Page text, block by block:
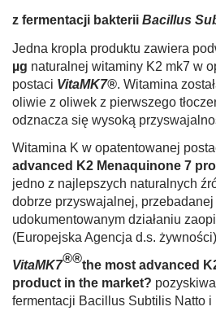
z fermentacji bakterii Bacillus
Jedna kropla produktu zawiera
µg naturalnej witaminy K2 mk7 w
postaci VitaMK7®. Witamina
oliwie z oliwek z pierwszego
odznacza się wysoką
Witamina K w opatentowanej
advanced K2 Menaquinone 7
jedno z najlepszych naturalnych
dobrze przyswajalnej, przeba­danej
udokumentowanym działaniu
(Europejska Agencja d.s.
VitaMK7®®the most advanced
product in the market?
fermen­tacji Bacillus Subtilis Natto